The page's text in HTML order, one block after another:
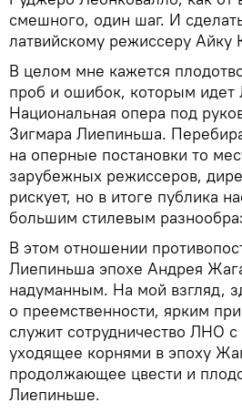
смешного, один шаг. И
латвийскому режиссеру Айку
В целом мне кажется
проб и ошибок, которым идет
Национальная опера под
Зигмара Лиепиньша.
на оперные постановки то
зарубежных режиссеров,
рискует, но в итоге публика
большим стилевым
В этом отношении
Лиепиньша эпохе Андрея
надуманным. На мой взгляд,
о преемственности, ярким
служит сотрудничество ЛНО
уходящее корнями в эпоху
продолжающее цвести и
Лиепиньше.